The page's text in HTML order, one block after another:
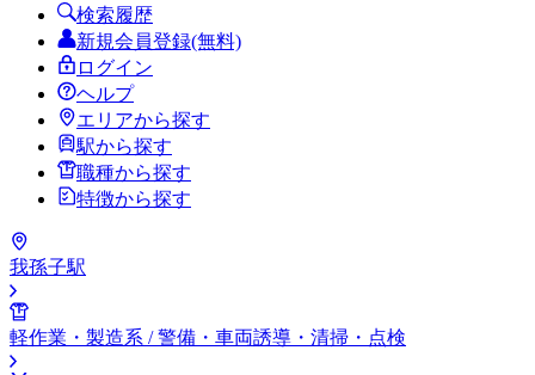
検索履歴
新規会員登録(無料)
ログイン
ヘルプ
エリアから探す
駅から探す
職種から探す
特徴から探す
我孫子駅
軽作業・製造系 / 警備・車両誘導・清掃・点検